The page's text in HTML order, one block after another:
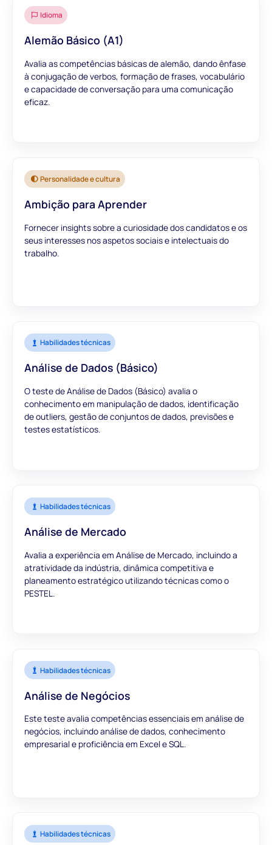
Idioma
Alemão Básico (A1)
Avalia as competências básicas de alemão, dando ênfase
à conjugação de verbos, formação de frases, vocabulário
e capacidade de conversação para uma comunicação
eficaz.
Personalidade e cultura
Ambição para Aprender
Fornecer insights sobre a curiosidade dos candidatos e os
seus interesses nos aspetos sociais e intelectuais do
trabalho.
Habilidades técnicas
Análise de Dados (Básico)
O teste de Análise de Dados (Básico) avalia o
conhecimento em manipulação de dados, identificação
de outliers, gestão de conjuntos de dados, previsões e
testes estatísticos.
Habilidades técnicas
Análise de Mercado
Avalia a experiência em Análise de Mercado, incluindo a
atratividade da indústria, dinâmica competitiva e
planeamento estratégico utilizando técnicas como o
PESTEL.
Habilidades técnicas
Análise de Negócios
Este teste avalia competências essenciais em análise de
negócios, incluindo análise de dados, conhecimento
empresarial e proficiência em Excel e SQL.
Habilidades técnicas